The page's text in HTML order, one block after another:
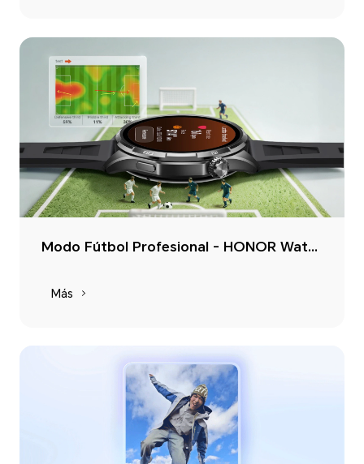
Modo Fútbol Profesional - HONOR Watch 6
Más